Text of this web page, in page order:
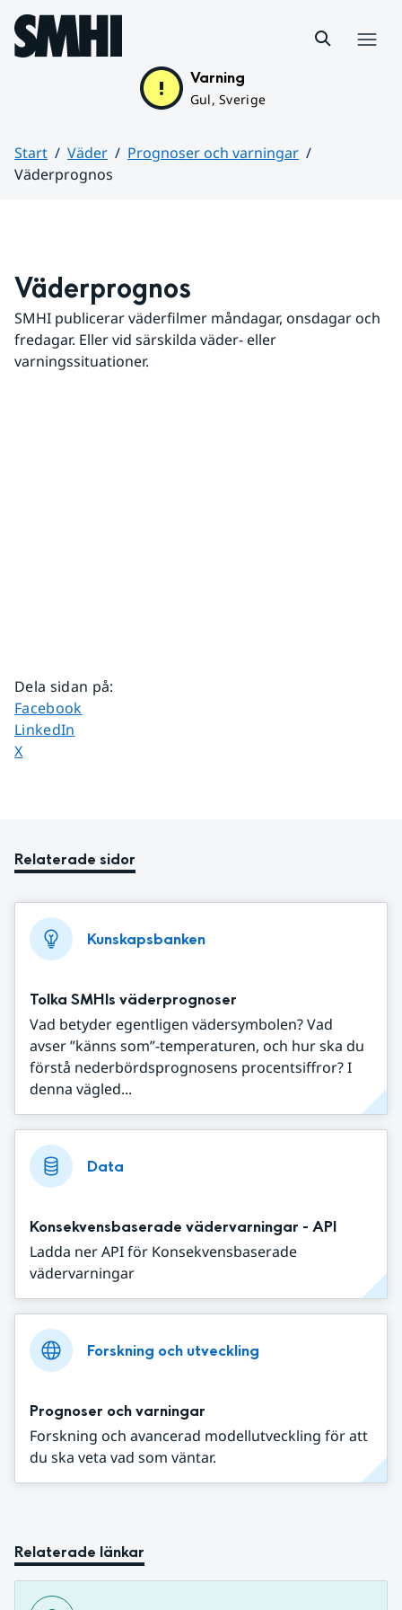
Hoppa till sidans innehåll
Varning
Gul, Sverige
Start Väder
Prognoser och varningar
Väderprognos
Väderprognos
SMHI publicerar väderfilmer måndagar, onsdagar och
fredagar. Eller vid särskilda väder- eller
varningssituationer.
Dela sidan på:
Dela sidan på
Facebook
Dela sidan på
LinkedIn
Dela sidan på
X
Relaterade sidor
Kunskapsbanken
Tolka SMHIs väderprognoser
Vad betyder egentligen vädersymbolen? Vad
avser ”känns som”-temperaturen, och hur ska du
förstå nederbördsprognosens procentsiffror? I
denna vägled...
Data
Konsekvensbaserade vädervarningar - API
Ladda ner API för Konsekvensbaserade
vädervarningar
Forskning och utveckling
Prognoser och varningar
Forskning och avancerad modellutveckling för att
du ska veta vad som väntar.
Relaterade länkar